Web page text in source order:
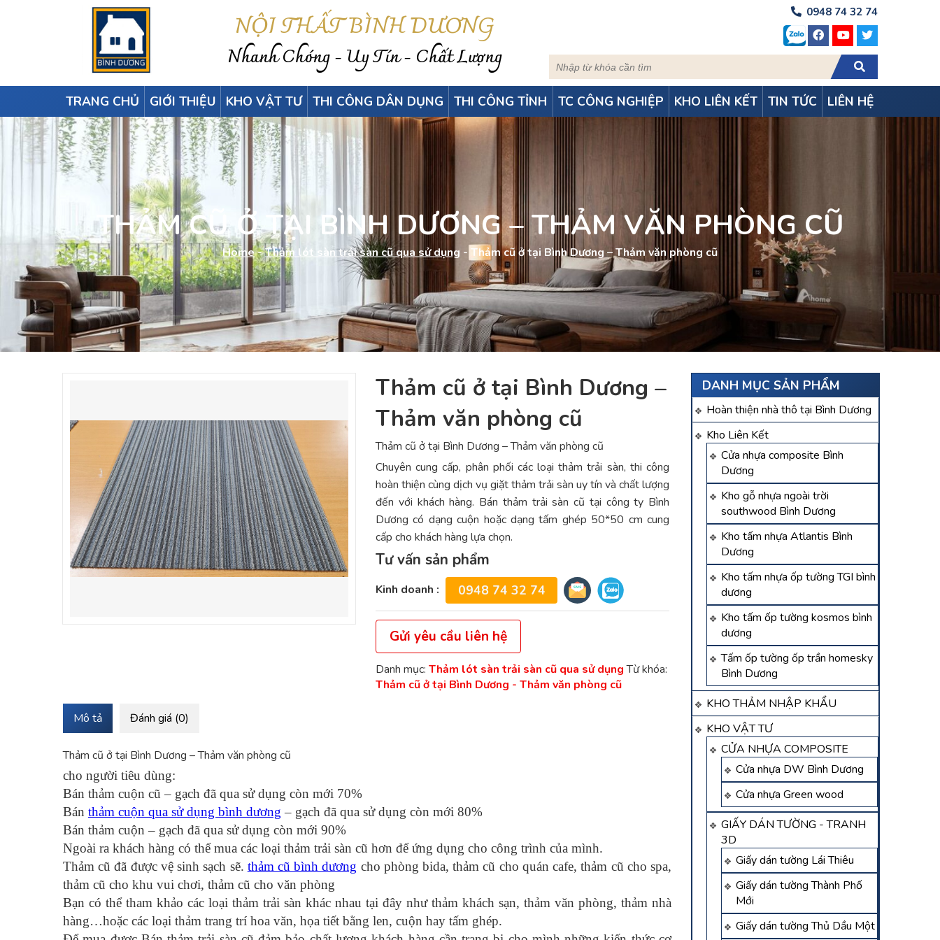
NỘI THẤT BÌNH DƯƠNG
Nhanh Chóng - Uy Tín - Chất Lượng
0948 74 32 74
TRANG CHỦ GIỚI THIỆU KHO VẬT TƯ THI CÔNG DÂN DỤNG THI CÔNG TỈNH TC CÔNG NGHIỆP KHO LIÊN KẾT TIN TỨC LIÊN HỆ
THẢM CŨ Ở TẠI BÌNH DƯƠNG – THẢM VĂN PHÒNG CŨ
Home-Thảm lót sàn trải sàn cũ qua sử dụng - Thảm cũ ở tại Bình Dương – Thảm văn phòng cũ
DANH MỤC SẢN PHẨM
Hoàn thiện nhà thô tại Bình Dương
Kho Liên Kết
Cửa nhựa composite Bình
Dương
Kho gỗ nhựa ngoài trời
southwood Bình Dương
Kho tấm nhựa Atlantis Bình
Dương
Kho tấm nhựa ốp tường TGI bình
dương
Kho tấm ốp tường kosmos bình
dương
Tấm ốp tường ốp trần homesky
Bình Dương
KHO THẢM NHẬP KHẨU
KHO VẬT TƯ
CỬA NHỰA COMPOSITE
Cửa nhựa DW Bình Dương
Cửa nhựa Green wood
GIẤY DÁN TƯỜNG - TRANH
3D
Giấy dán tường Lái Thiêu
Giấy dán tường Thành Phố
Mới
Giấy dán tường Thủ Dầu Một
Thảm cũ ở tại Bình Dương –
Thảm văn phòng cũ
Thảm cũ ở tại Bình Dương – Thảm văn phòng cũ
Chuyên cung cấp, phân phối các loại thảm trải sàn, thi công
hoàn thiện cùng dịch vụ giặt thảm trải sàn uy tín và chất lượng
đến với khách hàng. Bán thảm trải sàn cũ tại công ty Bình
Dương có dạng cuộn hoặc dạng tấm ghép 50*50 cm cung
cấp cho khách hàng lựa chọn.
Tư vấn sản phẩm
Kinh doanh : 0948 74 32 74
Gửi yêu cầu liên hệ
Danh mục: Thảm lót sàn trải sàn cũ qua sử dụng Từ khóa:
Thảm cũ ở tại Bình Dương - Thảm văn phòng cũ
Mô tả Đánh giá (0)
Thảm cũ ở tại Bình Dương – Thảm văn phòng cũ
cho người tiêu dùng:
Bán thảm cuộn cũ – gạch đã qua sử dụng còn mới 70%
Bán thảm cuộn qua sử dụng bình dương – gạch đã qua sử dụng còn mới 80%
Bán thảm cuộn – gạch đã qua sử dụng còn mới 90%
Ngoài ra khách hàng có thể mua các loại thảm trải sàn cũ hơn để ứng dụng cho công trình của mình.
Thảm cũ đã được vệ sinh sạch sẽ. thảm cũ bình dương cho phòng bida, thảm cũ cho quán cafe, thảm cũ cho spa,
thảm cũ cho khu vui chơi, thảm cũ cho văn phòng
Bạn có thể tham khảo các loại thảm trải sàn khác nhau tại đây như thảm khách sạn, thảm văn phòng, thảm nhà
hàng…hoặc các loại thảm trang trí hoa văn, họa tiết bằng len, cuộn hay tấm ghép.